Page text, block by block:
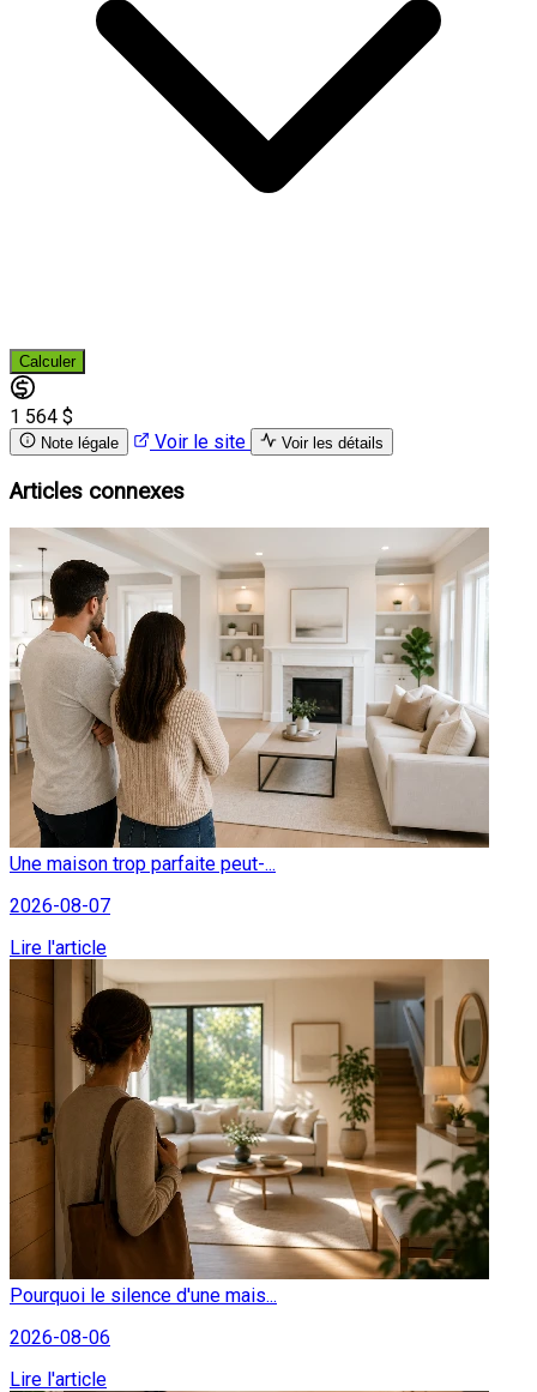
Calculer
1 564 $
Note légale Voir le site Voir les détails
Articles connexes
Une maison trop parfaite peut-...
2026-08-07
Lire l'article
Pourquoi le silence d'une mais...
2026-08-06
Lire l'article